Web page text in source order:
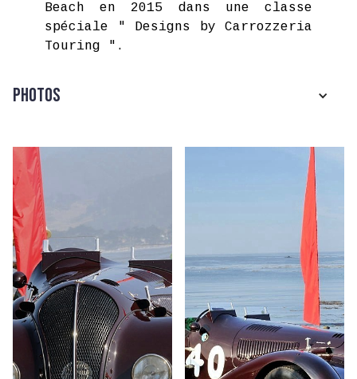
Beach en 2015 dans une classe
spéciale " Designs by Carrozzeria
Touring ".
Photos